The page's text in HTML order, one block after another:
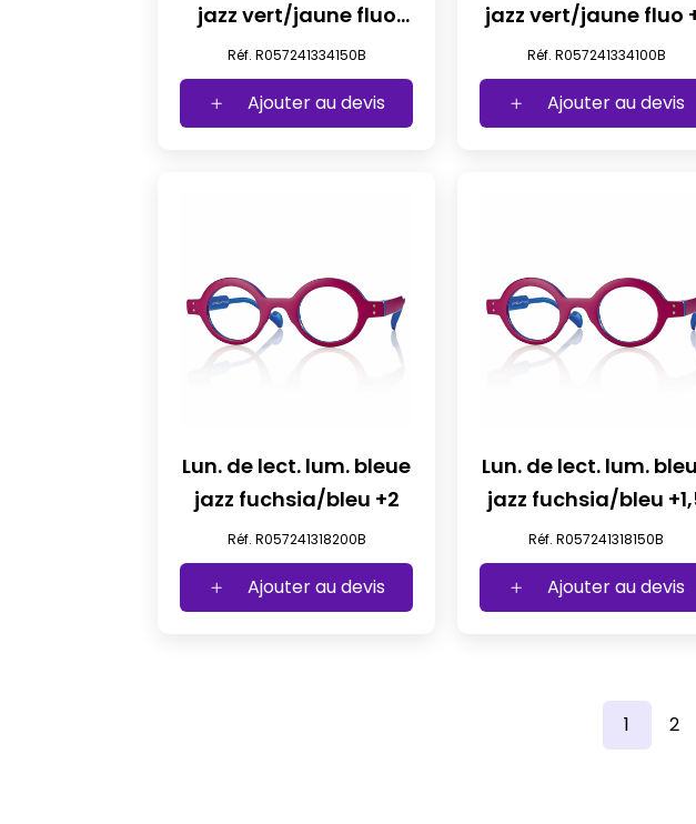
jazz vert/jaune fluo
+1,50
Réf. R057241334150B
Ajouter au devis
jazz
Réf. R057241334100B
Ajouter au devis
Lun. de lect. lum. bleue
jazz fuchsia/bleu +2
Réf. R057241318200B
Ajouter au devis
Lun. de lect. lum.
jazz fuchsia/
Réf. R057241318150B
Ajouter au devis
1 2